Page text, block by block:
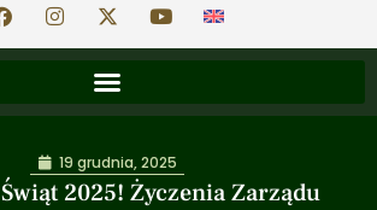
Świąt 2025! Życzenia Zarządu
19 grudnia, 2025